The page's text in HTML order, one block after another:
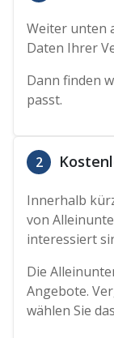
Weiter unten
Daten Ihrer
Dann finden
passt.
2
Innerhalb
von
interessiert
Die
Angebote.
wählen Sie